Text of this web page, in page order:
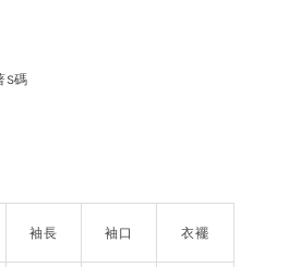
S碼
袖長 袖口 衣襬